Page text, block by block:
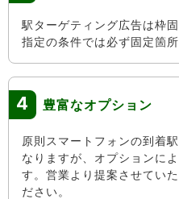
駅ターゲティング広告は枠
指定の条件では必ず固定箇
4 豊富なオプション
原則スマートフォンの到着
なりますが、オプションに
す。営業より提案させてい
ださい。